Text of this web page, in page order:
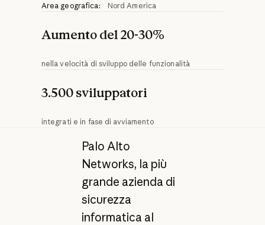
Area geografica:
Nord America
Aumento del 20-30%
nella velocità di sviluppo delle funzionalità
3.500 sviluppatori
integrati e in fase di avviamento
Palo Alto
Networks, la più
grande azienda di
sicurezza
informatica al